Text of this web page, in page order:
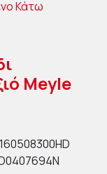
Meyle